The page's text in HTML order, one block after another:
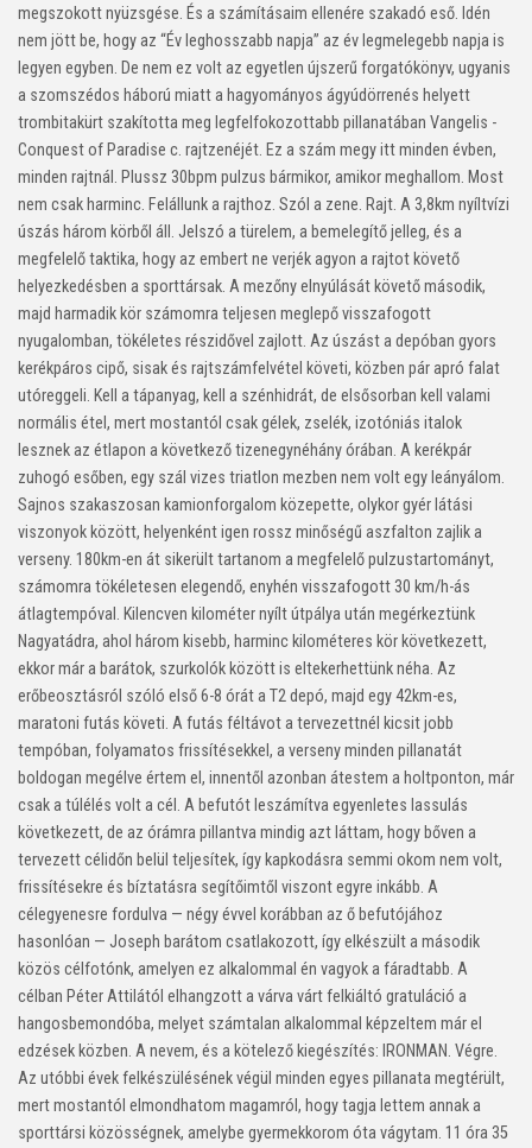
megszokott nyüzsgése. És a számításaim ellenére szakadó eső. Idén
nem jött be, hogy az “Év leghosszabb napja” az év legmelegebb napja is
legyen egyben. De nem ez volt az egyetlen újszerű forgatókönyv, ugyanis
a szomszédos háború miatt a hagyományos ágyúdörrenés helyett
trombitakürt szakította meg legfelfokozottabb pillanatában Vangelis -
Conquest of Paradise c. rajtzenéjét. Ez a szám megy itt minden évben,
minden rajtnál. Plussz 30bpm pulzus bármikor, amikor meghallom. Most
nem csak harminc. Felállunk a rajthoz. Szól a zene. Rajt. A 3,8km nyíltvízi
úszás három körből áll. Jelszó a türelem, a bemelegítő jelleg, és a
megfelelő taktika, hogy az embert ne verjék agyon a rajtot követő
helyezkedésben a sporttársak. A mezőny elnyúlását követő második,
majd harmadik kör számomra teljesen meglepő visszafogott
nyugalomban, tökéletes részidővel zajlott. Az úszást a depóban gyors
kerékpáros cipő, sisak és rajtszámfelvétel követi, közben pár apró falat
utóreggeli. Kell a tápanyag, kell a szénhidrát, de elsősorban kell valami
normális étel, mert mostantól csak gélek, zselék, izotóniás italok
lesznek az étlapon a következő tizenegynéhány órában. A kerékpár
zuhogó esőben, egy szál vizes triatlon mezben nem volt egy leányálom.
Sajnos szakaszosan kamionforgalom közepette, olykor gyér látási
viszonyok között, helyenként igen rossz minőségű aszfalton zajlik a
verseny. 180km-en át sikerült tartanom a megfelelő pulzustartományt,
számomra tökéletesen elegendő, enyhén visszafogott 30 km/h-ás
átlagtempóval. Kilencven kilométer nyílt útpálya után megérkeztünk
Nagyatádra, ahol három kisebb, harminc kilométeres kör következett,
ekkor már a barátok, szurkolók között is eltekerhettünk néha. Az
erőbeosztásról szóló első 6-8 órát a T2 depó, majd egy 42km-es,
maratoni futás követi. A futás féltávot a tervezettnél kicsit jobb
tempóban, folyamatos frissítésekkel, a verseny minden pillanatát
boldogan megélve értem el, innentől azonban átestem a holtponton, már
csak a túlélés volt a cél. A befutót leszámítva egyenletes lassulás
következett, de az órámra pillantva mindig azt láttam, hogy bőven a
tervezett célidőn belül teljesítek, így kapkodásra semmi okom nem volt,
frissítésekre és bíztatásra segítőimtől viszont egyre inkább. A
célegyenesre fordulva — négy évvel korábban az ő befutójához
hasonlóan — Joseph barátom csatlakozott, így elkészült a második
közös célfotónk, amelyen ez alkalommal én vagyok a fáradtabb. A
célban Péter Attilától elhangzott a várva várt felkiáltó gratuláció a
hangosbemondóba, melyet számtalan alkalommal képzeltem már el
edzések közben. A nevem, és a kötelező kiegészítés: IRONMAN. Végre.
Az utóbbi évek felkészülésének végül minden egyes pillanata megtérült,
mert mostantól elmondhatom magamról, hogy tagja lettem annak a
sporttársi közösségnek, amelybe gyermekkorom óta vágytam. 11 óra 35